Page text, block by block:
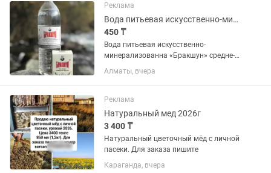
мед изделий в наличии Работаем...
Реклама
Вода питьевая искусственно-минерализованная Бракшун
450 ₸
Вода питьевая искусственно-
минерализованна «Бракшун» средне-
газированна, очищенная с помощью
диализной обработки до
Упакована по 6 шт в полиэтилен. Цена
450...
Алматы, вчера
Реклама
Натуральный мед 2026г
3 400 ₸
Натуральный цветочный мёд с личной
пасеки. Для заказа пишите
Караганда, вчера